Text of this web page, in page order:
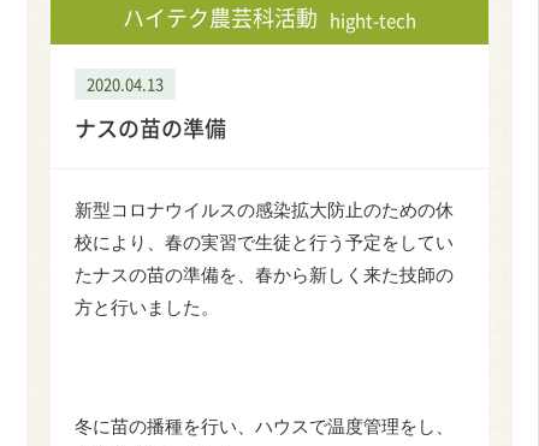
ハイテク農芸科活動 hight-tech
2020.04.13
ナスの苗の準備
新型コロナウイルスの感染拡大防止のための休
校により、春の実習で生徒と行う予定をしてい
たナスの苗の準備を、春から新しく来た技師の
方と行いました。
冬に苗の播種を行い、ハウスで温度管理をし、